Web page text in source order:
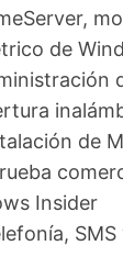
de
de
Insider
SMS